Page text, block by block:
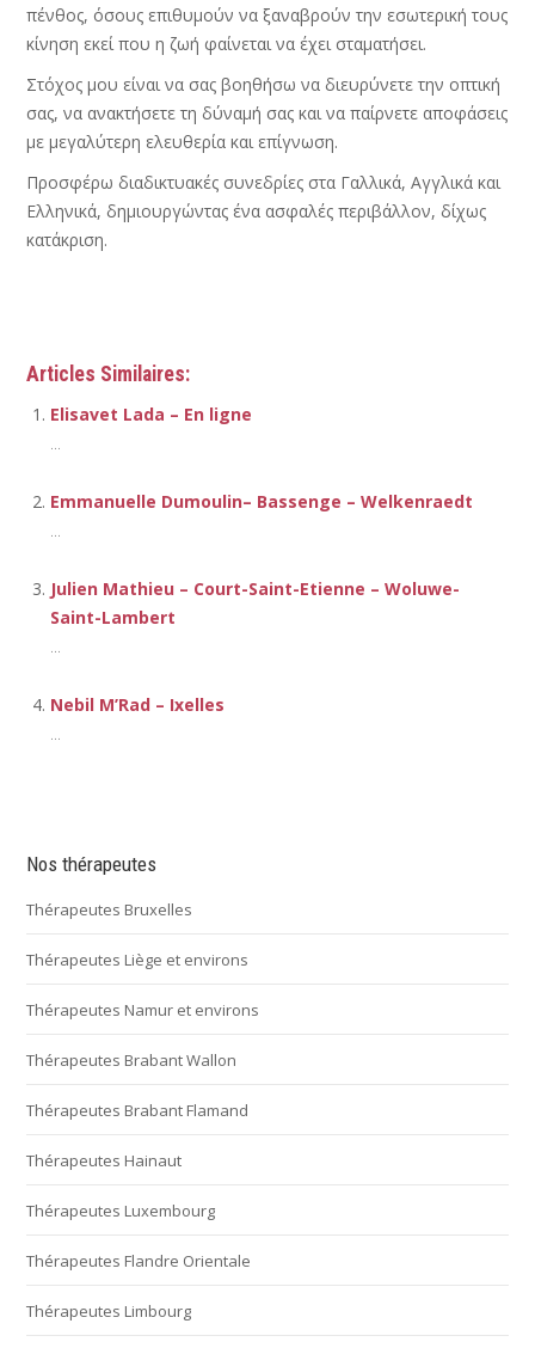
πένθος, όσους επιθυμούν να ξαναβρούν την εσωτερική τους
κίνηση εκεί που η ζωή φαίνεται να έχει σταματήσει.
Στόχος μου είναι να σας βοηθήσω να διευρύνετε την οπτική
σας, να ανακτήσετε τη δύναμή σας και να παίρνετε αποφάσεις
με μεγαλύτερη ελευθερία και επίγνωση.
Προσφέρω διαδικτυακές συνεδρίες στα Γαλλικά, Αγγλικά και
Ελληνικά, δημιουργώντας ένα ασφαλές περιβάλλον, δίχως
κατάκριση.
Articles Similaires:
Elisavet Lada – En ligne
...
Emmanuelle Dumoulin– Bassenge – Welkenraedt
...
Julien Mathieu – Court-Saint-Etienne – Woluwe-
Saint-Lambert
...
Nebil M’Rad – Ixelles
...
Nos thérapeutes
Thérapeutes Bruxelles
Thérapeutes Liège et environs
Thérapeutes Namur et environs
Thérapeutes Brabant Wallon
Thérapeutes Brabant Flamand
Thérapeutes Hainaut
Thérapeutes Luxembourg
Thérapeutes Flandre Orientale
Thérapeutes Limbourg